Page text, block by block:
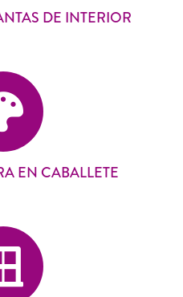
DE INTERIOR
EN CABALLETE